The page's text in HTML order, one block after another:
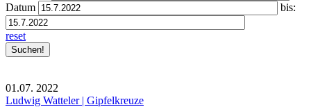
Datum
bis:
reset
01.07. 2022
Ludwig Watteler | Gipfelkreuze